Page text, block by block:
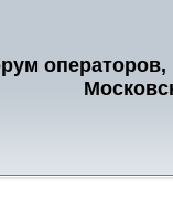
операторов,